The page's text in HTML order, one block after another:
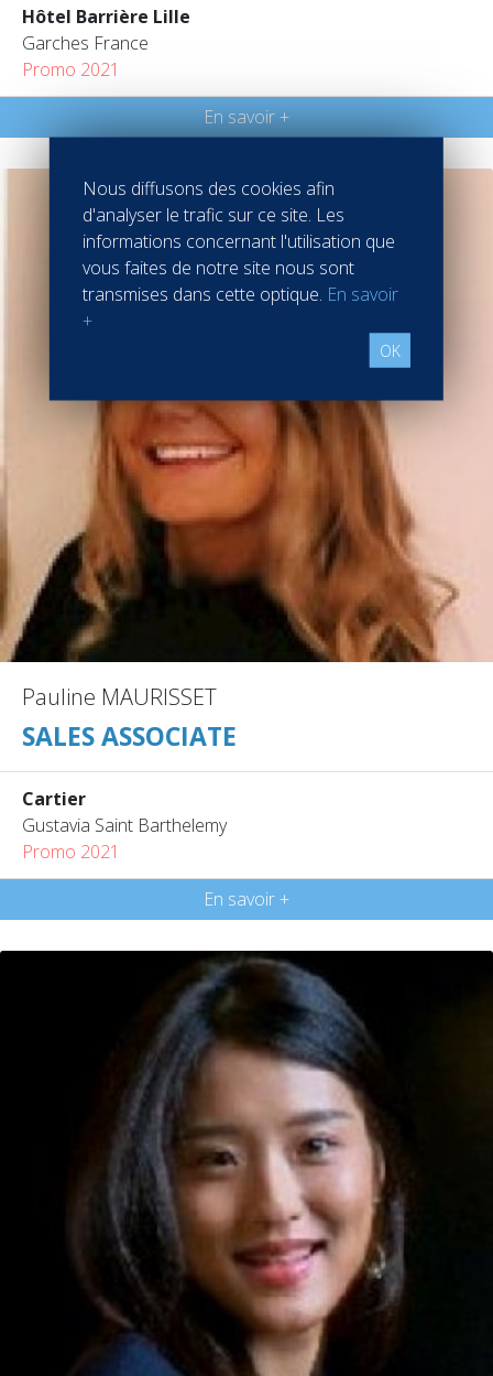
Hôtel Barrière Lille
Garches France
Promo 2021
En savoir +
Pauline MAURISSET
SALES ASSOCIATE
Cartier
Gustavia Saint Barthelemy
Promo 2021
En savoir +
Nous diffusons des cookies afin
d'analyser le trafic sur ce site. Les
informations concernant l'utilisation que
vous faites de notre site nous sont
transmises dans cette optique. En savoir
+
OK